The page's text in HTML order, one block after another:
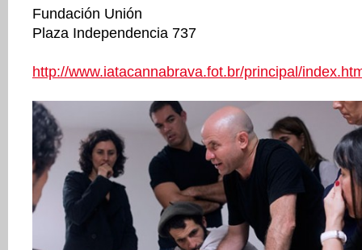
Fundación Unión
Plaza Independencia 737
http://www.iatacannabrava.fot.br/principal/